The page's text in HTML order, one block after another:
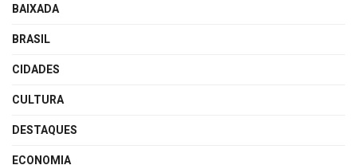
BAIXADA
BRASIL
CIDADES
CULTURA
DESTAQUES
ECONOMIA